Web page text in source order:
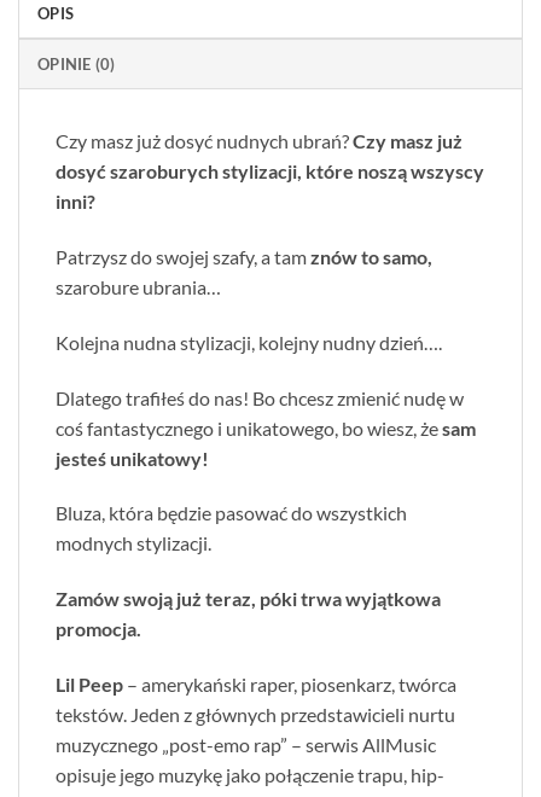
OPIS
OPINIE (0)
Czy masz już dosyć nudnych ubrań?Czy masz już
dosyć szaroburych stylizacji, które noszą wszyscy
inni?
Patrzysz do swojej szafy, a tamznów to samo,
szarobure ubrania…
Kolejna nudna stylizacji, kolejny nudny dzień….
Dlatego trafiłeś do nas! Bo chcesz zmienić nudę w
coś fantastycznego i unikatowego, bo wiesz, żesam
jesteś unikatowy!
Bluza, która będzie pasować do wszystkich
modnych stylizacji.
Zamów swoją już teraz, póki trwa wyjątkowa
promocja.
Lil Peep – amerykański raper, piosenkarz, twórca
tekstów. Jeden z głównych przedstawicieli nurtu
muzycznego „post-emo rap” – serwis AllMusic
opisuje jego muzykę jako połączenie trapu, hip-